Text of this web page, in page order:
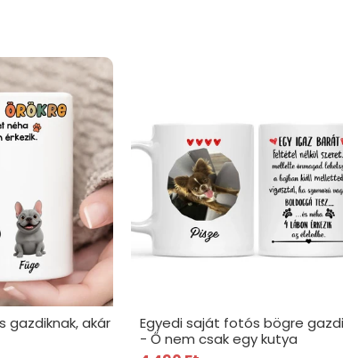
gazdiknak, akár
Egyedi saját fotós bögre
- Ő nem csak egy kutya